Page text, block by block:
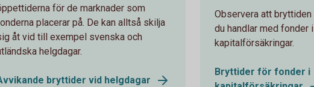
för de marknader som
placerar på. De kan alltså skilja
åt vid till exempel svenska och
helgdagar.
bryttider vid helgdagar
Observera att
du handlar med fonder
kapitalförsäkringar.
Bryttider för fonder i